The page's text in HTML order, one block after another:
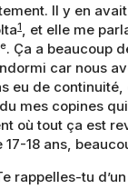
Il y en
1, et elle me
e. Ça a beaucoup
car nous
eu de
mes copines
où tout ça est
17-18 ans,
rappelles-tu